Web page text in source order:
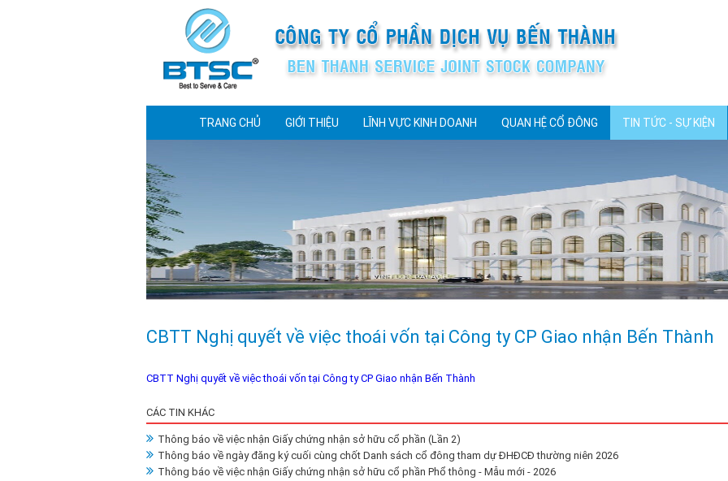
TRANG CHỦ GIỚI THIỆU LĨNH VỰC KINH DOANH QUAN HỆ CỔ ĐÔNG TIN TỨC - SỰ KIỆN
CBTT Nghị quyết về việc thoái vốn tại Công ty CP Giao nhận Bến Thành
CBTT Nghị quyết về việc thoái vốn tại Công ty CP Giao nhận Bến Thành
CÁC TIN KHÁC
Thông báo về việc nhận Giấy chứng nhận sở hữu cổ phần (Lần 2)
Thông báo về ngày đăng ký cuối cùng chốt Danh sách cổ đông tham dự ĐHĐCĐ thường niên 2026
Thông báo về việc nhận Giấy chứng nhận sở hữu cổ phần Phổ thông - Mẫu mới - 2026